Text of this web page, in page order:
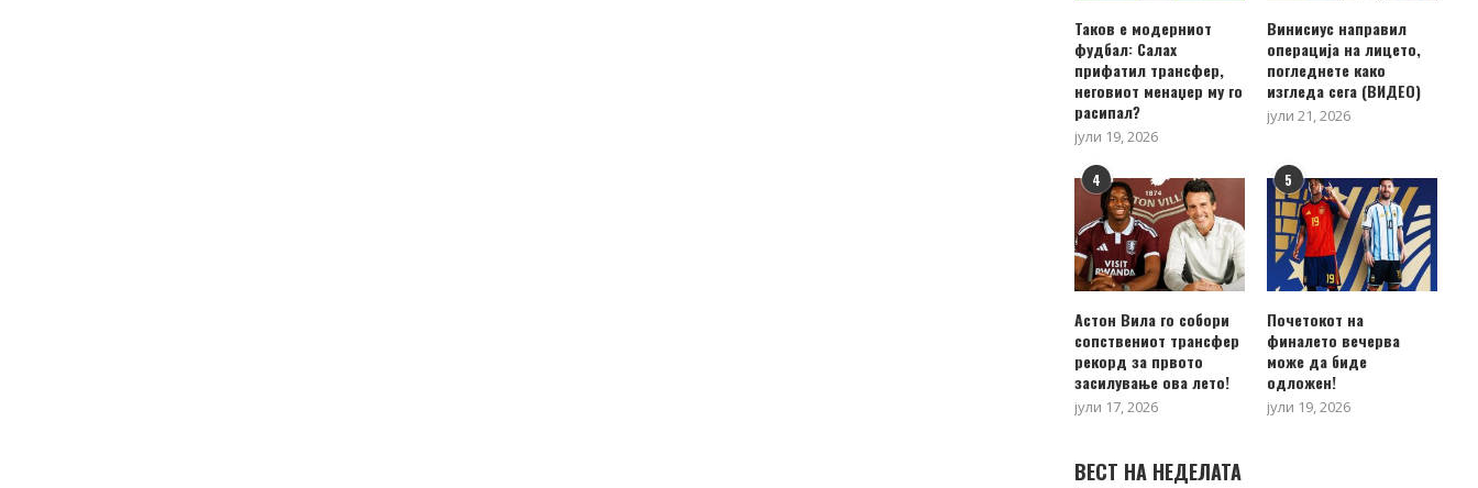
Таков е модерниот
фудбал: Салах
прифатил трансфер,
неговиот менаџер му го
расипал?
јули 19, 2026
Винисиус направил
операција на лицето,
погледнете како
изгледа сега (ВИДЕО)
јули 21, 2026
4
Астон Вила го собори
сопствениот трансфер
рекорд за првото
засилување ова лето!
јули 17, 2026
5
Почетокот на
финалето вечерва
може да биде
одложен!
јули 19, 2026
ВЕСТ НА НЕДЕЛАТА